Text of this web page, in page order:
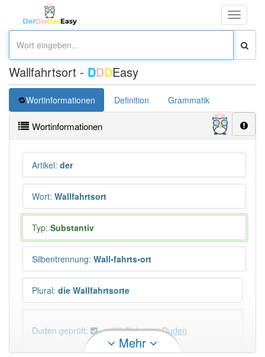
Toggle
Wallfahrtsort - DDDEasy
Wortinformationen Definition Grammatik
Wortinformationen
Artikel: der
Wort: Wallfahrtsort
Typ: Substantiv
Silbentrennung: Wall•fahrts•ort
Plural: die Wallfahrtsorte
Duden geprüft: Wallfahrtsort Duden
Mehr